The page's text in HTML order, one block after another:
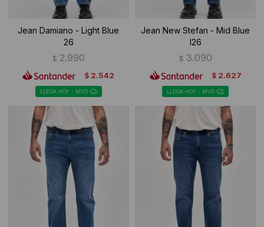
Jean Damiano - Light Blue
26
$ 2.990
$ 2.542
LLEGA HOY - MVD
Jean New Stefan - Mid Blue
I26
$ 3.090
$ 2.627
LLEGA HOY - MVD